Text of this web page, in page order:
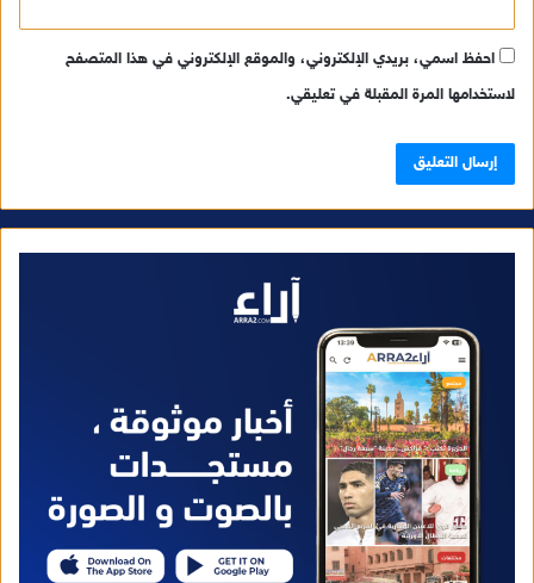
احفظ اسمي، بريدي الإلكتروني، والموقع الإلكتروني في هذا المتصفح
لاستخدامها المرة المقبلة في تعليقي.